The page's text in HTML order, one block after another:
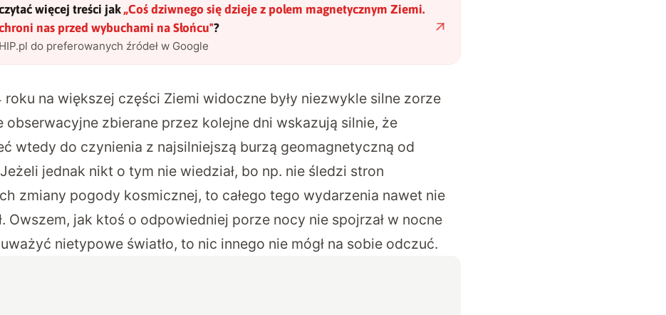
więcej treści jak „Coś dziwnego się dzieje z polem magnetycznym Ziemi.
nas przed wybuchami na Słońcu"?
do preferowanych źródeł w Google
roku na większej części Ziemi widoczne były niezwykle silne zorze
obserwacyjne zbierane przez kolejne dni wskazują silnie, że
wtedy do czynienia z najsilniejszą burzą geomagnetyczną od
jednak nikt o tym nie wiedział, bo np. nie śledzi stron
zmiany pogody kosmicznej, to całego tego wydarzenia nawet nie
Owszem, jak ktoś o odpowiedniej porze nocy nie spojrzał w nocne
nietypowe światło, to nic innego nie mógł na sobie odczuć.